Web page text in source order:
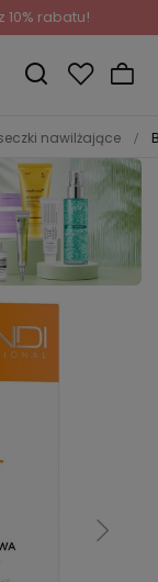
10% rabatu!
nawilżające